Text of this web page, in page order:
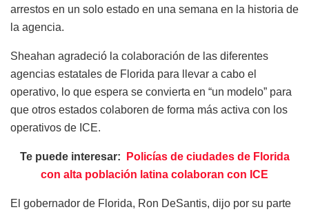
arrestos en un solo estado en una semana en la historia de
la agencia.
Sheahan agradeció la colaboración de las diferentes
agencias estatales de Florida para llevar a cabo el
operativo, lo que espera se convierta en “un modelo” para
que otros estados colaboren de forma más activa con los
operativos de ICE.
Te puede interesar:
Policías de ciudades de Florida
con alta población latina colaboran con ICE
El gobernador de Florida, Ron DeSantis, dijo por su parte